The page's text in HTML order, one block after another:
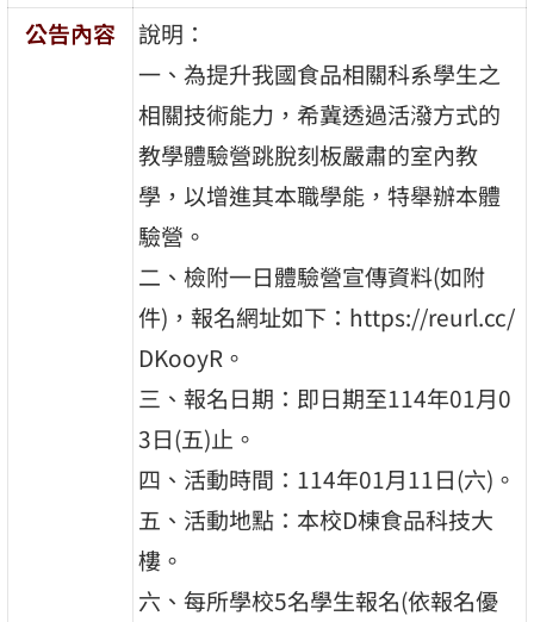
公告內容
說明：
一、為提升我國食品相關科系學生之
相關技術能力，希冀透過活潑方式的
教學體驗營跳脫刻板嚴肅的室內教
學，以增進其本職學能，特舉辦本體
驗營。
二、檢附一日體驗營宣傳資料(如附
件)，報名網址如下：https://reurl.cc/
DKooyR。
三、報名日期：即日期至114年01月0
3日(五)止。
四、活動時間：114年01月11日(六)。
五、活動地點：本校D棟食品科技大
樓。
六、每所學校5名學生報名(依報名優